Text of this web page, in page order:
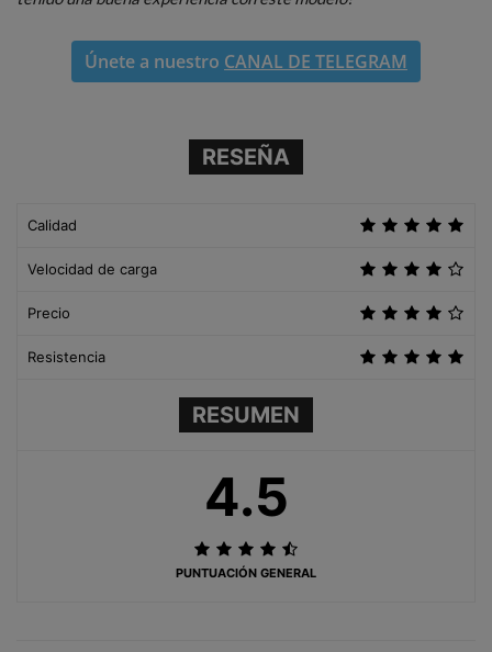
Únete a nuestro CANAL DE TELEGRAM
RESEÑA
Calidad
Velocidad de carga
Precio
Resistencia
RESUMEN
4.5
PUNTUACIÓN GENERAL